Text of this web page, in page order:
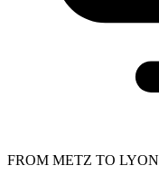
FROM METZ TO LYON